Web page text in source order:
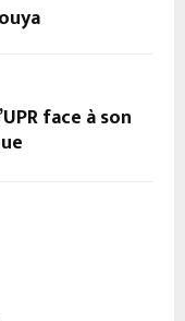
face à son